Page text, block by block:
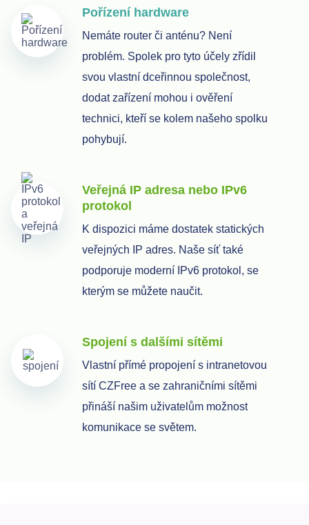
Pořízení hardware
Nemáte router či anténu? Není
problém. Spolek pro tyto účely zřídil
svou vlastní dceřinnou společnost,
dodat zařízení mohou i ověření
technici, kteří se kolem našeho spolku
pohybují.
Veřejná IP adresa nebo IPv6
protokol
K dispozici máme dostatek statických
veřejných IP adres. Naše síť také
podporuje moderní IPv6 protokol, se
kterým se můžete naučit.
Spojení s dalšími sítěmi
Vlastní přímé propojení s intranetovou
sítí CZFree a se zahraničními sítěmi
přináší našim uživatelům možnost
komunikace se světem.